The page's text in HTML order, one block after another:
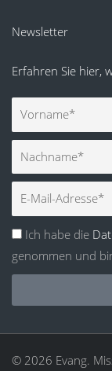
Newsletter
Erfahren Sie hier,
Vorname
Nachname
Mail
Ich habe die
genommen und
© 2026 Evang.